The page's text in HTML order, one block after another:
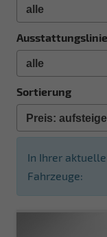
Ausstattungslinie
Sortierung
In Ihrer
Fahrzeuge: